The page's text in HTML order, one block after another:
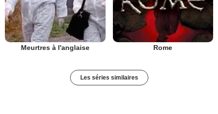
Meurtres à l'anglaise Rome
Les séries similaires